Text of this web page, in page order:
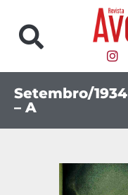
Setembro/1934
– A